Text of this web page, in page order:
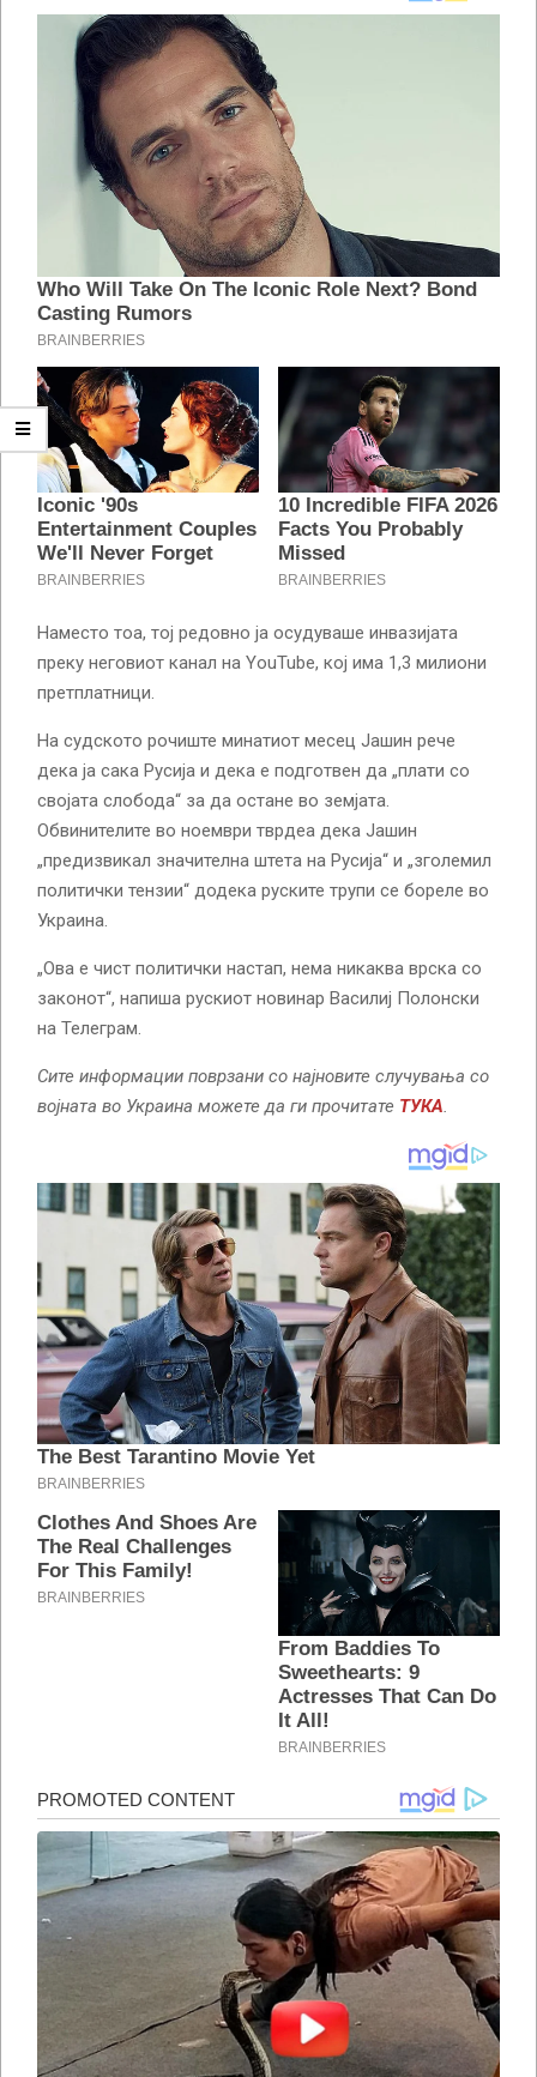
Наместо тоа, тој редовно ја осудуваше инвазијата
преку неговиот канал на YouTube, кој има 1,3 милиони
претплатници.
На судското рочиште минатиот месец Јашин рече
дека ја сака Русија и дека е подготвен да „плати со
својата слобода“ за да остане во земјата.
Обвинителите во ноември тврдеа дека Јашин
„предизвикал значителна штета на Русија“ и „зголемил
политички тензии“ додека руските трупи се бореле во
Украина.
„Ова е чист политички настап, нема никаква врска со
законот“, напиша рускиот новинар Василиј Полонски
на Телеграм.
Сите информации поврзани со најновите случувања со
војната во Украина можете да ги прочитате ТУКА.